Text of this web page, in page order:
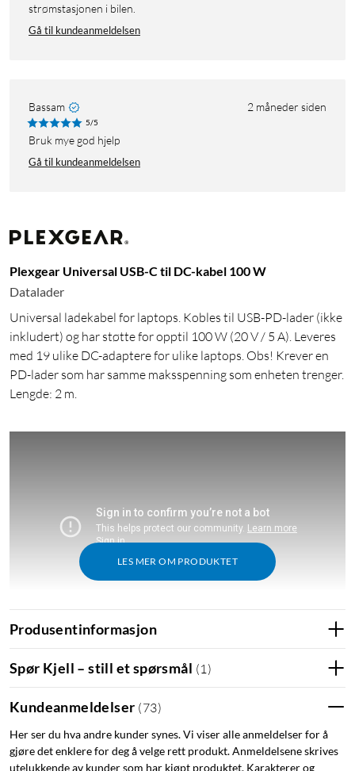
strømstasjonen i bilen.
Gå til kundeanmeldelsen
Bassam 2 måneder siden
5/5
Bruk mye god hjelp
Gå til kundeanmeldelsen
Plexgear Universal USB-C til DC-kabel 100 W
Datalader
Universal ladekabel for laptops. Kobles til USB-PD-lader (ikke
inkludert) og har støtte for opptil 100 W (20 V / 5 A). Leveres
med 19 ulike DC-adaptere for ulike laptops. Obs! Krever en
PD-lader som har samme maksspenning som enheten trenger.
Lengde: 2 m.
LES MER OM PRODUKTET
2.5x0.7 -I
4.0x1.7 - yellow G
Produsentinformasjon
Spør Kjell – still et spørsmål (1 )
Kundeanmeldelser (73)
Her ser du hva andre kunder synes. Vi viser alle anmeldelser for å
gjøre det enklere for deg å velge rett produkt. Anmeldelsene skrives
utelukkende av kunder som har kjøpt produktet. Karakterer og